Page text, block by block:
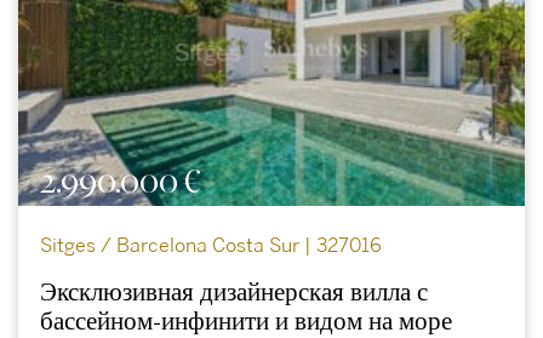
2.990.000 €
Sitges / Barcelona Costa Sur | 327016
Эксклюзивная дизайнерская вилла с
бассейном-инфинити и видом на море